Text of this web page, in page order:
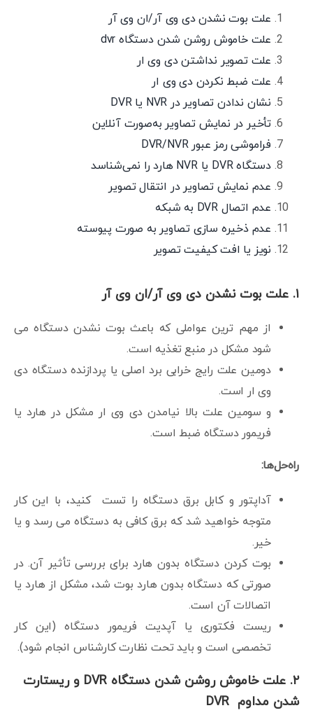
علت بوت نشدن دی وی آر/ان وی آر
علت خاموش روشن شدن دستگاه dvr
علت تصویر نداشتن دی وی ار
علت ضبط نکردن دی وی ار
نشان ندادن تصاویر در NVR یا DVR
تأخیر در نمایش تصاویر به‌صورت آنلاین
فراموشی رمز عبور DVR/NVR
دستگاه DVR یا NVR هارد را نمی‌شناسد
عدم نمایش تصاویر در انتقال تصویر
عدم اتصال DVR به شبکه
عدم ذخیره سازی تصاویر به صورت پیوسته
نویز یا افت کیفیت تصویر
۱. علت بوت نشدن دی وی آر/ان وی آر
از مهم ترین عواملی که باعث بوت نشدن دستگاه می
شود مشکل در منبع تغذیه است.
دومین علت رایج خرابی برد اصلی یا پردازنده دستگاه دی
وی ار است.
و سومین علت بالا نیامدن دی وی ار مشکل در هارد یا
فریمور دستگاه ضبط است.
راه‌حل‌ها:
آداپتور و کابل برق دستگاه را تست کنید، با این کار
متوجه خواهید شد که برق کافی به دستگاه می رسد و یا
خیر.
بوت کردن دستگاه بدون هارد برای بررسی تأثیر آن. در
صورتی که دستگاه بدون هارد بوت شد، مشکل از هارد یا
اتصالات آن است.
ریست فکتوری یا آپدیت فریمور دستگاه (این کار
تخصصی است و باید تحت نظارت کارشناس انجام شود).
۲. علت خاموش روشن شدن دستگاه DVR و ریستارت
شدن مداوم DVR